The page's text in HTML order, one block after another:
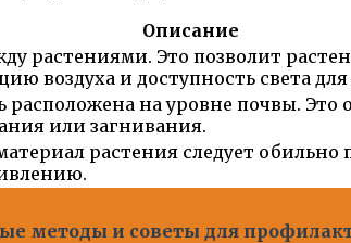
Описание
растениями. Это позволит
воздуха и доступность света
на уровне почвы.
или загнивания.
растения следует обильно
методы и советы для